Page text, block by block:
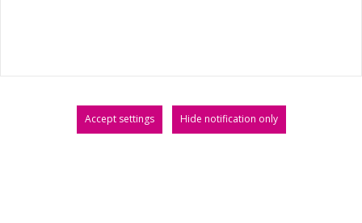
Accept settings Hide notification only